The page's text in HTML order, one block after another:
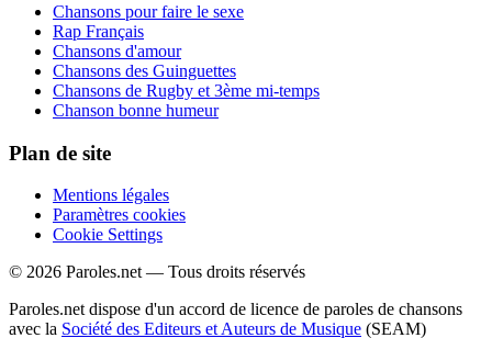
Chansons pour faire le sexe
Rap Français
Chansons d'amour
Chansons des Guinguettes
Chansons de Rugby et 3ème mi-temps
Chanson bonne humeur
Plan de site
Mentions légales
Paramètres cookies
Cookie Settings
© 2026 Paroles.net — Tous droits réservés
Paroles.net dispose d'un accord de licence de paroles de chansons
avec la Société des Editeurs et Auteurs de Musique (SEAM)